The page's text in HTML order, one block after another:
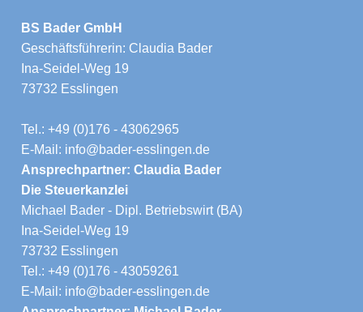
BS Bader GmbH
Geschäftsführerin: Claudia Bader
Ina-Seidel-Weg 19
73732 Esslingen
Tel.: +49 (0)176 - 43062965
E-Mail: info@bader-esslingen.de
Ansprechpartner: Claudia Bader
Die Steuerkanzlei
Michael Bader - Dipl. Betriebswirt (BA)
Ina-Seidel-Weg 19
73732 Esslingen
Tel.: +49 (0)176 - 43059261
E-Mail: info@bader-esslingen.de